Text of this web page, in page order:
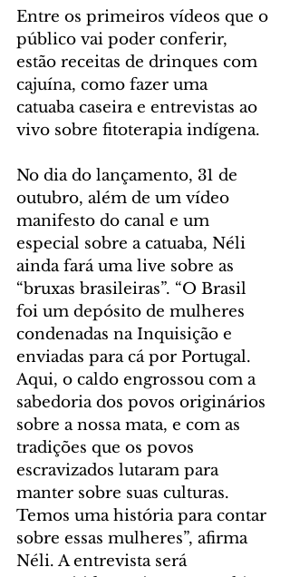
Entre os primeiros vídeos que o
público vai poder conferir,
estão receitas de drinques com
cajuína, como fazer uma
catuaba caseira e entrevistas ao
vivo sobre fitoterapia indígena.
No dia do lançamento, 31 de
outubro, além de um vídeo
manifesto do canal e um
especial sobre a catuaba, Néli
ainda fará uma live sobre as
“bruxas brasileiras”. “O Brasil
foi um depósito de mulheres
condenadas na Inquisição e
enviadas para cá por Portugal.
Aqui, o caldo engrossou com a
sabedoria dos povos originários
sobre a nossa mata, e com as
tradições que os povos
escravizados lutaram para
manter sobre suas culturas.
Temos uma história para contar
sobre essas mulheres”, afirma
Néli. A entrevista será